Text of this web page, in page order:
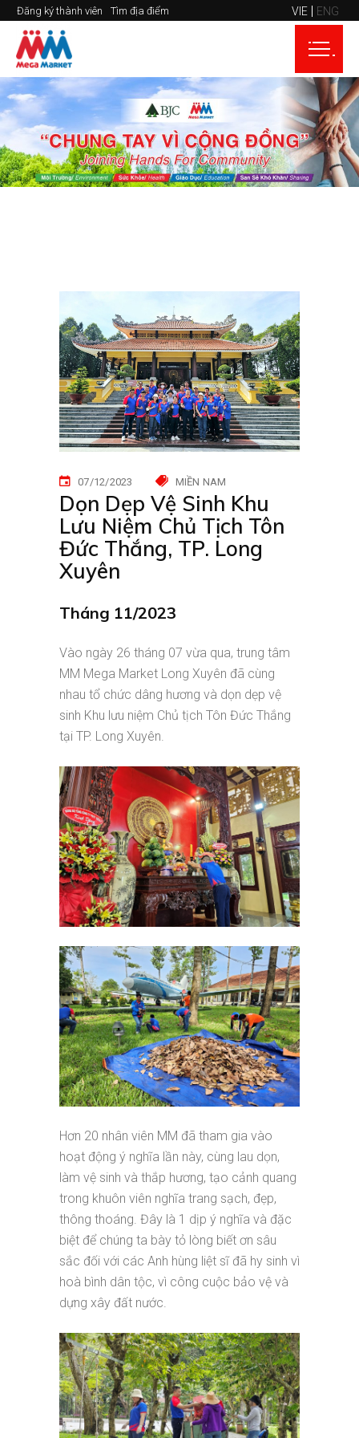
Đăng ký thành viên Tìm địa điểm VIE ENG
07/12/2023 MIỀN NAM
Dọn Dẹp Vệ Sinh Khu
Lưu Niệm Chủ Tịch Tôn
Đức Thắng, TP. Long
Xuyên
Tháng 11/2023
Vào ngày 26 tháng 07 vừa qua, trung tâm
MM Mega Market Long Xuyên đã cùng
nhau tổ chức dâng hương và dọn dẹp vệ
sinh Khu lưu niệm Chủ tịch Tôn Đức Thắng
tại TP. Long Xuyên.
Hơn 20 nhân viên MM đã tham gia vào
hoạt động ý nghĩa lần này, cùng lau dọn,
làm vệ sinh và thắp hương, tạo cảnh quang
trong khuôn viên nghĩa trang sạch, đẹp,
thông thoáng. Đây là 1 dịp ý nghĩa và đặc
biệt để chúng ta bày tỏ lòng biết ơn sâu
sắc đối với các Anh hùng liệt sĩ đã hy sinh vì
hoà bình dân tộc, vì công cuộc bảo vệ và
dựng xây đất nước.